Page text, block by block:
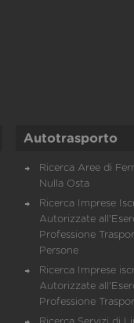
Autotrasporto
Ricerca Aree di
Nulla Osta
Ricerca Imprese
Autorizzate
Professione
Persone
Ricerca Imprese
Autorizzate
Professione